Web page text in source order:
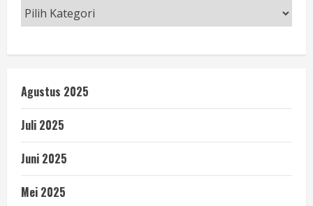
Agustus 2025
Juli 2025
Juni 2025
Mei 2025